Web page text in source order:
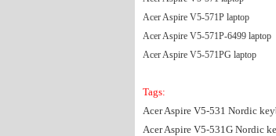
Acer Aspire V5-571P laptop
Acer Aspire V5-571P-6499 laptop
Acer Aspire V5-571PG laptop
Tags:
Acer Aspire V5-531 Nordic
Acer Aspire V5-531G Nordic